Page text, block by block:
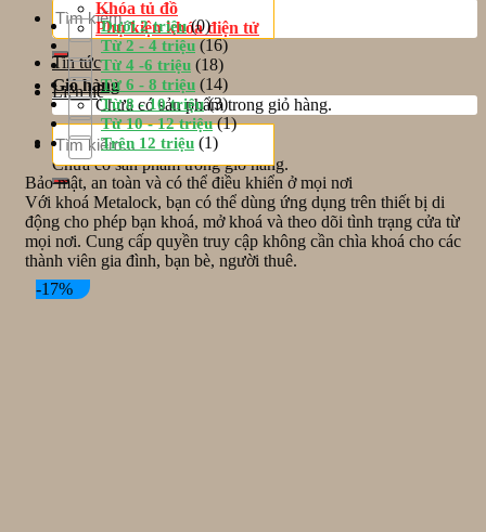
Tìm
kiếm:
Giỏ hàng
Chưa có sản phẩm trong giỏ hàng.
Giỏ hàng
Chưa có sản phẩm trong giỏ hàng.
Khóa tủ đồ
Phụ kiện khóa điện tử
Tin tức
Liên hệ
Tìm
kiếm:
Dưới 2 triệu (0)
Từ 2 - 4 triệu (16)
Từ 4 -6 triệu (18)
Từ 6 - 8 triệu (14)
Từ 8 - 10 triệu (3)
Từ 10 - 12 triệu (1)
Trên 12 triệu (1)
Bảo mật, an toàn và có thể điều khiển ở mọi nơi
Với khoá Metalock, bạn có thể dùng ứng dụng trên thiết bị di
động cho phép bạn khoá, mở khoá và theo dõi tình trạng cửa từ
mọi nơi. Cung cấp quyền truy cập không cần chìa khoá cho các
thành viên gia đình, bạn bè, người thuê.
-17%